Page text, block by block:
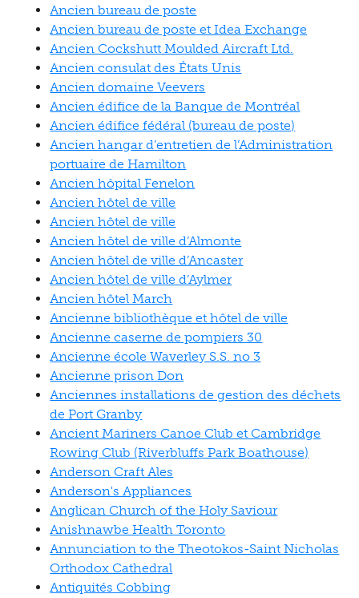
Ancien bureau de poste
Ancien bureau de poste et Idea Exchange
Ancien Cockshutt Moulded Aircraft Ltd.
Ancien consulat des États Unis
Ancien domaine Veevers
Ancien édifice de la Banque de Montréal
Ancien édifice fédéral (bureau de poste)
Ancien hangar d’entretien de l’Administration
portuaire de Hamilton
Ancien hôpital Fenelon
Ancien hôtel de ville
Ancien hôtel de ville
Ancien hôtel de ville d’Almonte
Ancien hôtel de ville d’Ancaster
Ancien hôtel de ville d’Aylmer
Ancien hôtel March
Ancienne bibliothèque et hôtel de ville
Ancienne caserne de pompiers 30
Ancienne école Waverley S.S. no 3
Ancienne prison Don
Anciennes installations de gestion des déchets
de Port Granby
Ancient Mariners Canoe Club et Cambridge
Rowing Club (Riverbluffs Park Boathouse)
Anderson Craft Ales
Anderson's Appliances
Anglican Church of the Holy Saviour
Anishnawbe Health Toronto
Annunciation to the Theotokos-Saint Nicholas
Orthodox Cathedral
Antiquités Cobbing